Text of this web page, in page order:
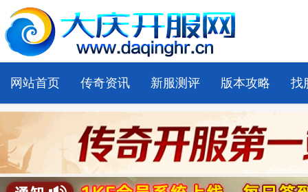
网站首页 传奇资讯 新服测评 版本攻略 找